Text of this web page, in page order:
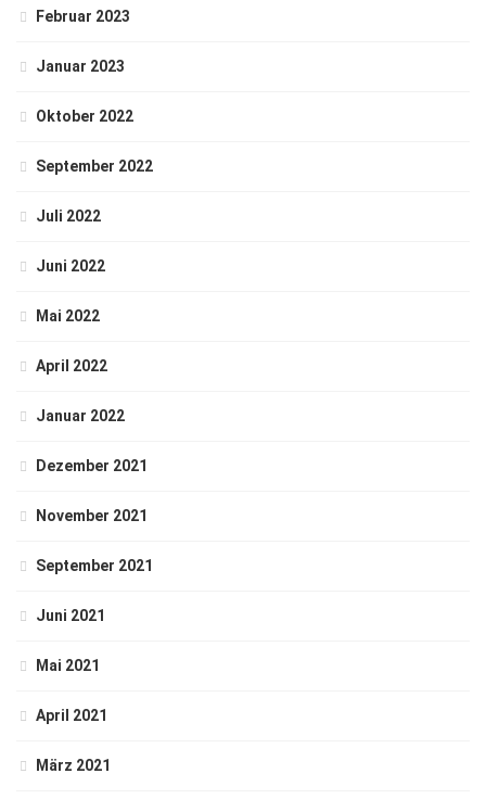
Februar 2023
Januar 2023
Oktober 2022
September 2022
Juli 2022
Juni 2022
Mai 2022
April 2022
Januar 2022
Dezember 2021
November 2021
September 2021
Juni 2021
Mai 2021
April 2021
März 2021